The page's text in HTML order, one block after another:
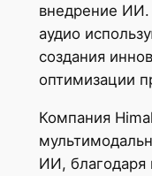
внедрение
аудио
создания
оптимизации
Компания
ИИ, благодаря